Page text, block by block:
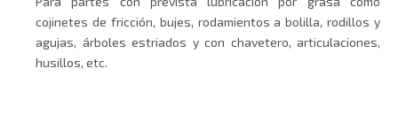
cojinetes de fricción, bujes, rodamientos a bolilla, rodillos y
agujas, árboles estriados y con chavetero, articulaciones,
husillos, etc.